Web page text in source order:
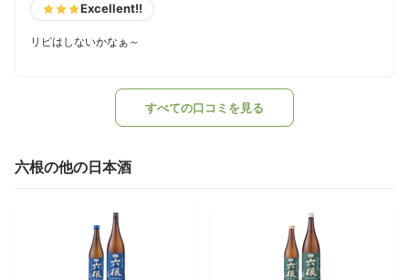
Excellent!!
リピはしないかなぁ～
すべての口コミを見る
六根の他の日本酒